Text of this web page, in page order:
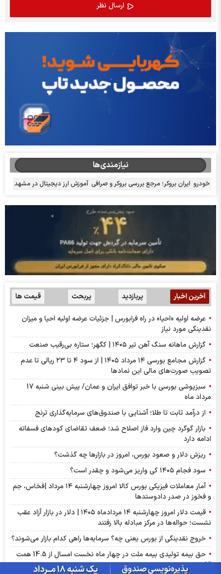
نیازمندی‌ها
خودرو ایران بروکر؛ مرجع بررسی بروکر و صرافی آموزش ارز دیجیتال در مشهد
آخرین اخبار پربازدید پربحث قیمت ها
عرضه اولیه «احیا» در راه فرابورس | جزئیات عرضه اولیه احیا و میزان
نقدینگی مورد نیاز
گزارش ماهانه سنگ آهن تیر ۱۴۰۵ | کگهر؛ ستاره بی‌رقیب صنعت
گزارش مجامع بورسی ۱۴ مرداد ۱۴۰۵ | از سود ۴ تا ۲۳ ریالی تا عدم
تصویب صورت‌های مالی این نماد‌ها
سبزپوشی بورسی با خبر توافق ایران و عمان/ پیش بینی شنبه 17
مرداد ماه
از درآمد ثابت تا طلا؛ آشنایی با صندوق‌های سرمایه‌گذاری ترنج
بازار گوگرد چین وارد فاز اصلاح شد؛ ضعف تقاضای کودهای فسفاته
ادامه دارد
ریزش دلار و صعود بورس، امروز در بازارها چه گذشت؟
سود فجام ۱۴۰۵ کی واریز می‌شود و چقدر است؟
آمار معاملات فیزیکی بورس کالا امروز چهارشنبه ۱۴ مرداد |فخاس، جم
و فخوز در صدر دادوستد‌ها
قیمت دلار امروز چهارشنبه ۱۴ مردادماه ۱۴۰۵ | دلار در بازار آزاد عقب
نشست؛ حواله‌ها در مرکز مبادله بالا رفتند
خروج نقدینگی از بورس یعنی چه؟ سرمایه‌ها راهی کدام بازار می‌شوند؟
حق بیمه تولیدی بیمه ملت در چهار ماه نخست امسال از 14.5 همت
گذشت